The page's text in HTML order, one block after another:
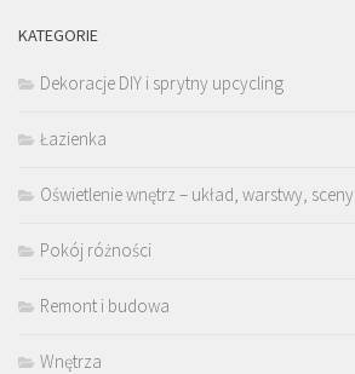
KATEGORIE
Dekoracje DIY i sprytny upcycling
Łazienka
Oświetlenie wnętrz – układ, warstwy, sceny
Pokój różności
Remont i budowa
Wnętrza